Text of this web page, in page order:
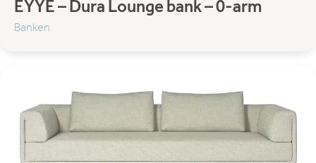
EYYE – Dura Lounge bank – 0-arm
Banken